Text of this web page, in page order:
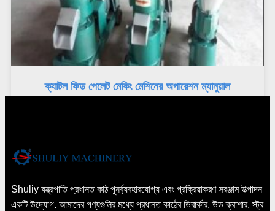
ক্যাটল ফিড পেলেট মেকিং মেশিনের অপারেশন ম্যানুয়াল
Shuliy যন্ত্রপাতি প্রধানত কাঠ পুনর্ব্যবহারযোগ্য এবং প্রক্রিয়াকরণ সরঞ্জাম উত্পাদন
একটি উদ্যোগ. আমাদের পণ্যগুলির মধ্যে প্রধানত কাঠের ডিবার্কার, উড ক্রাশার, স্ট্র